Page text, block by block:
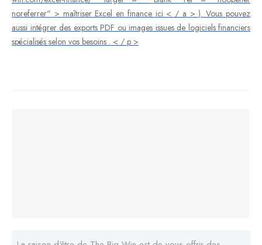
noreferrer" > maîtriser Excel en finance ici < / a > ). Vous pouvez
aussi intégrer des exports PDF ou images issues de logiciels financiers
spécialisés selon vos besoins . < / p >